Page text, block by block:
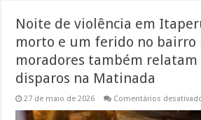
Noite de violência em
morto e um ferido no bairro
moradores também relatam
disparos na Matinada
27 de maio de 2026 Comentários